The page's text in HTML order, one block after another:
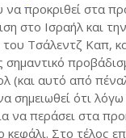
προκριθεί στα
στο Ισραήλ και
του Τσάλεντζ Καπ,
σημαντικό
(και αυτό από
σημειωθεί ότι
να περάσει στα
κεφάλι. Στο τέλος